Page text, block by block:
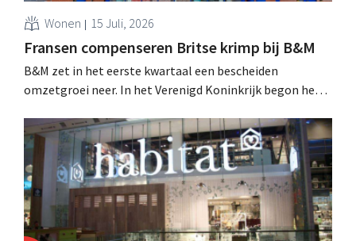
Wonen 15 Juli, 2026
Fransen compenseren Britse krimp bij B&M
B&M zet in het eerste kwartaal een bescheiden
omzetgroei neer. In het Verenigd Koninkrijk begon het
een betere prestatie van Heron Foods vingen de daling
op.